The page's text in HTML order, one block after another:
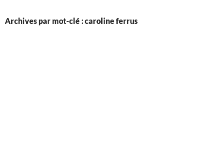
Archives par mot-clé : caroline ferrus